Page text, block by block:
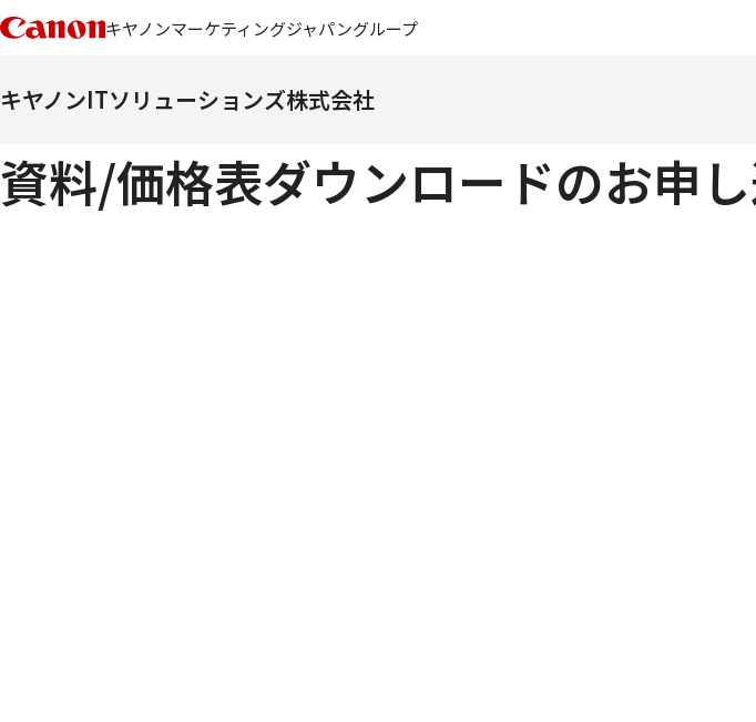
キヤノンマーケティングジャパングループ
キヤノンITソリューションズ株式会社
資料/価格表ダウンロードのお申